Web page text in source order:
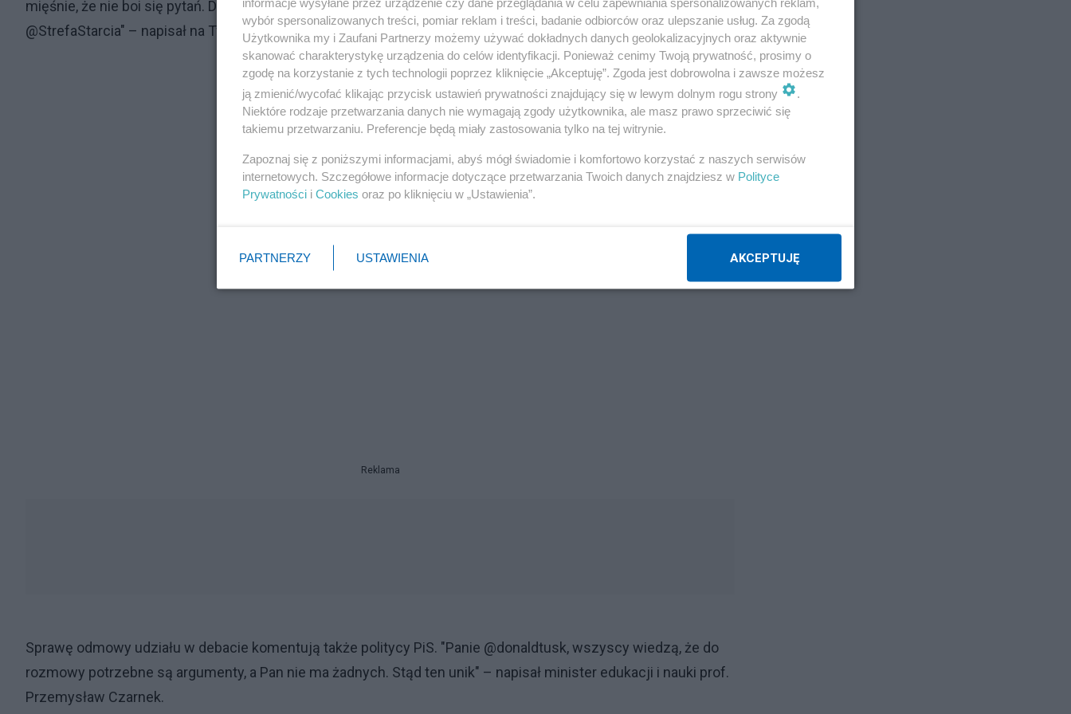
mięśnie, że nie boi się pytań. Dziś wiemy, że Tusk to cykor, który od 49 odcinków boi się przyjść do
@StrefaStarcia" – napisał na Twitterze.
Reklama
Sprawę odmowy udziału w debacie komentują także politycy PiS. "Panie @donaldtusk, wszyscy wiedzą, że do
rozmowy potrzebne są argumenty, a Pan nie ma żadnych. Stąd ten unik" – napisał minister edukacji i nauki prof.
Przemysław Czarnek.
wybór spersonalizowanych treści, pomiar reklam i treści, badanie odbiorców oraz ulepszanie usług. Za zgodą
Użytkownika my i Zaufani Partnerzy możemy używać dokładnych danych geolokalizacyjnych oraz aktywnie
skanować charakterystykę urządzenia do celów identyfikacji. Ponieważ cenimy Twoją prywatność, prosimy o
zgodę na korzystanie z tych technologii poprzez kliknięcie „Akceptuję”. Zgoda jest dobrowolna i zawsze możesz
ją zmienić/wycofać klikając przycisk ustawień prywatności znajdujący się w lewym dolnym rogu strony
.
Niektóre rodzaje przetwarzania danych nie wymagają zgody użytkownika, ale masz prawo sprzeciwić się
takiemu przetwarzaniu. Preferencje będą miały zastosowania tylko na tej witrynie.
Zapoznaj się z poniższymi informacjami, abyś mógł świadomie i komfortowo korzystać z naszych serwisów
internetowych. Szczegółowe informacje dotyczące przetwarzania Twoich danych znajdziesz w Polityce
Prywatności i Cookies oraz po kliknięciu w „Ustawienia”.
PARTNERZY USTAWIENIA AKCEPTUJĘ